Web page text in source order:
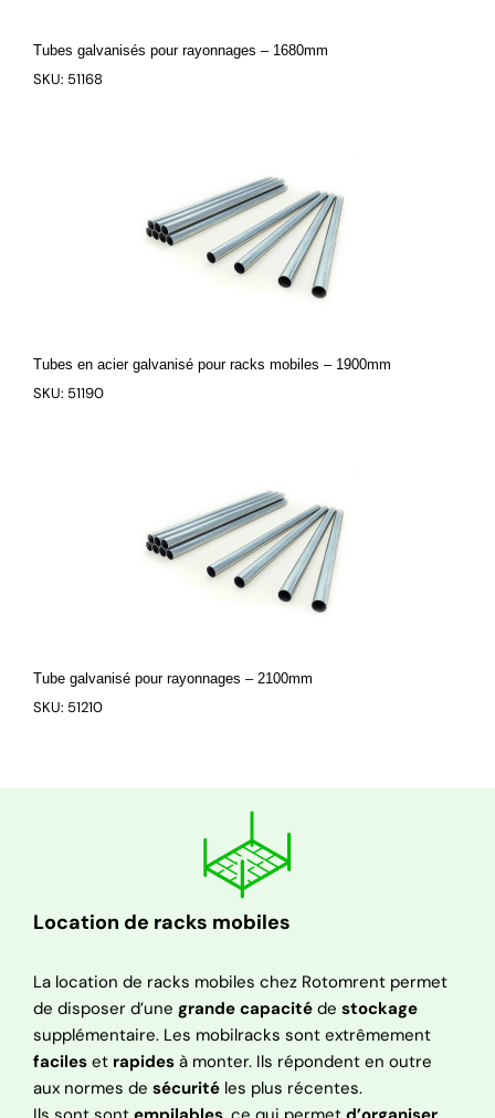
Tubes galvanisés pour rayonnages – 1680mm
SKU: 51168
Tubes en acier galvanisé pour racks mobiles – 1900mm
SKU: 51190
Tube galvanisé pour rayonnages – 2100mm
SKU: 51210
Location de racks mobiles
La location de racks mobiles chez Rotomrent permet
de disposer d’une grande capacité de stockage
supplémentaire. Les mobilracks sont extrêmement
faciles et rapides à monter. Ils répondent en outre
aux normes de sécurité les plus récentes.